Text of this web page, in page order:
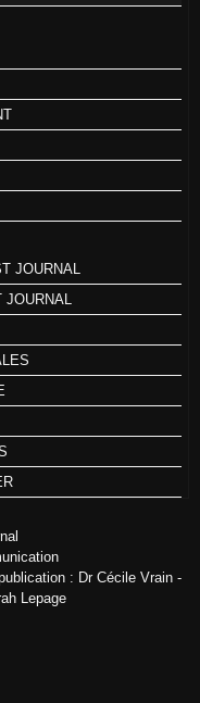
JOURNAL
: Dr Cécile Vrain -
Lepage